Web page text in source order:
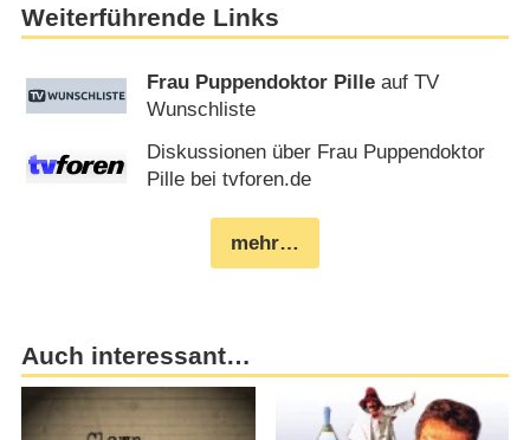
Weiterführende Links
Frau Puppendoktor Pille auf TV
Wunschliste
Diskussionen über Frau Puppendoktor
Pille bei tvforen.de
mehr…
Auch interessant…